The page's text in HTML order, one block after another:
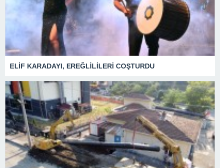
ELİF KARADAYI, EREĞLİLİLERİ COŞTURDU